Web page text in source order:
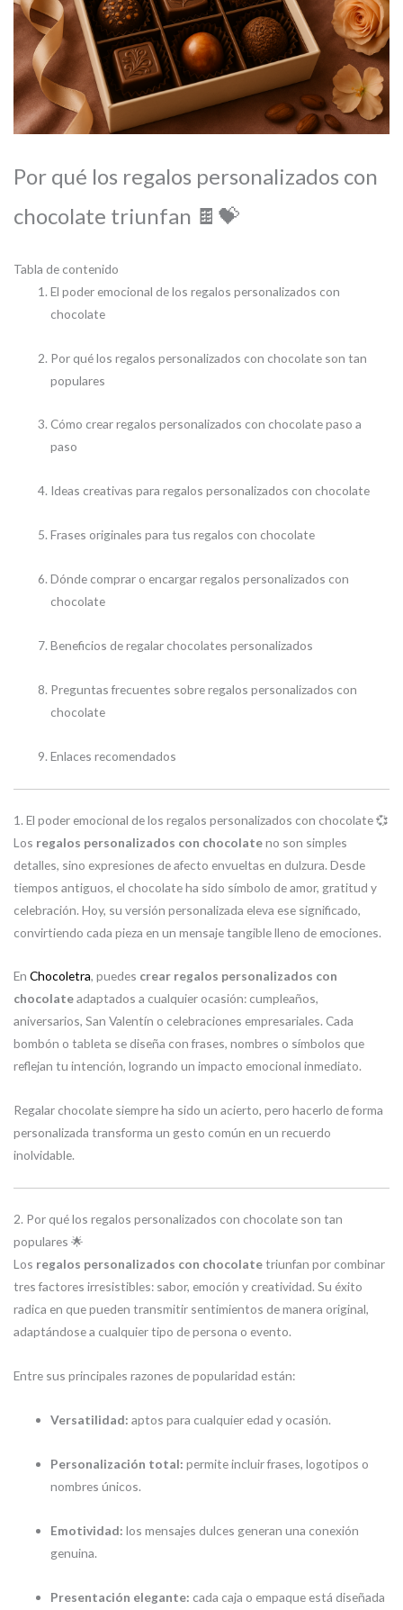
Por qué los regalos personalizados con
chocolate triunfan 🍫💝
Tabla de contenido
El poder emocional de los regalos personalizados con
chocolate
Por qué los regalos personalizados con chocolate son tan
populares
Cómo crear regalos personalizados con chocolate paso a
paso
Ideas creativas para regalos personalizados con chocolate
Frases originales para tus regalos con chocolate
Dónde comprar o encargar regalos personalizados con
chocolate
Beneficios de regalar chocolates personalizados
Preguntas frecuentes sobre regalos personalizados con
chocolate
Enlaces recomendados
1. El poder emocional de los regalos personalizados con chocolate 💞
Los regalos personalizados con chocolateno son simples
detalles, sino expresiones de afecto envueltas en dulzura. Desde
tiempos antiguos, el chocolate ha sido símbolo de amor, gratitud y
celebración. Hoy, su versión personalizada eleva ese significado,
convirtiendo cada pieza en un mensaje tangible lleno de emociones.
En Chocoletra, puedes crear regalos personalizados con
chocolateadaptados a cualquier ocasión: cumpleaños,
aniversarios, San Valentín o celebraciones empresariales. Cada
bombón o tableta se diseña con frases, nombres o símbolos que
reflejan tu intención, logrando un impacto emocional inmediato.
Regalar chocolate siempre ha sido un acierto, pero hacerlo de forma
personalizada transforma un gesto común en un recuerdo
inolvidable.
2. Por qué los regalos personalizados con chocolate son tan
populares 🌟
Los regalos personalizados con chocolatetriunfan por combinar
tres factores irresistibles: sabor, emoción y creatividad. Su éxito
radica en que pueden transmitir sentimientos de manera original,
adaptándose a cualquier tipo de persona o evento.
Entre sus principales razones de popularidad están:
Versatilidad: aptos para cualquier edad y ocasión.
Personalización total: permite incluir frases, logotipos o
nombres únicos.
Emotividad: los mensajes dulces generan una conexión
genuina.
Presentación elegante: cada caja o empaque está diseñada